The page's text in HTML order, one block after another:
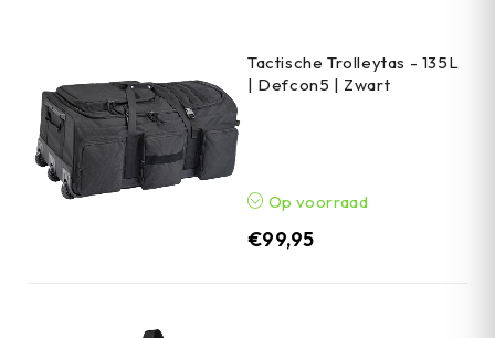
Tactische Trolleytas - 135L
| Defcon5 | Zwart
Op voorraad
€99,95